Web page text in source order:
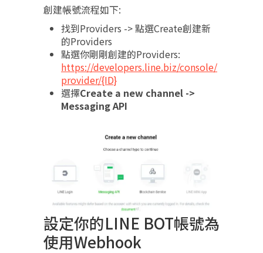
創建帳號流程如下:
找到Providers -> 點選Create創建新
的Providers
點選你剛剛創建的Providers:
https://developers.line.biz/console/
provider/{ID}
選擇Create a new channel ->
Messaging API
設定你的LINE BOT帳號為
使用Webhook